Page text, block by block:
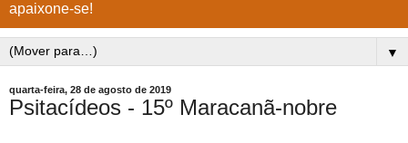
apaixone-se!
▼
quarta-feira, 28 de agosto de 2019
Psitacídeos - 15º Maracanã-nobre